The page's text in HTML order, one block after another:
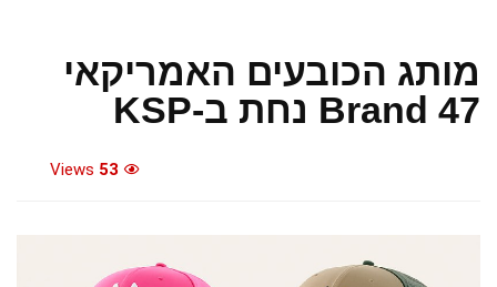
מותג הכובעים האמריקאי
Brand 47 נחת ב-KSP
53